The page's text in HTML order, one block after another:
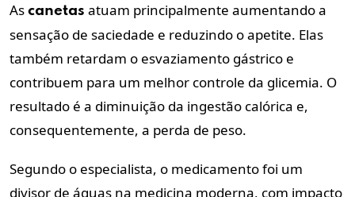
As canetas atuam principalmente aumentando a
sensação de saciedade e reduzindo o apetite. Elas
também retardam o esvaziamento gástrico e
contribuem para um melhor controle da glicemia. O
resultado é a diminuição da ingestão calórica e,
consequentemente, a perda de peso.
Segundo o especialista, o medicamento foi um
divisor de águas na medicina moderna, com impacto